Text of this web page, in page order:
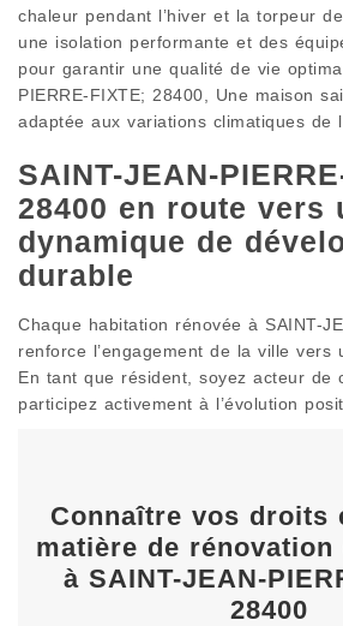
chaleur pendant l’hiver et la torpeur
une isolation performante et des
pour garantir une qualité de vie
PIERRE-FIXTE; 28400, Une maison
adaptée aux variations climatiques de
SAINT-JEAN-
28400 en route vers
dynamique de
durable
Chaque habitation rénovée à SAINT-
renforce l’engagement de la ville vers
En tant que résident, soyez acteur de
participez activement à l’évolution
Connaître vos droits
matière de rénovation
à SAINT-JEAN-
28400